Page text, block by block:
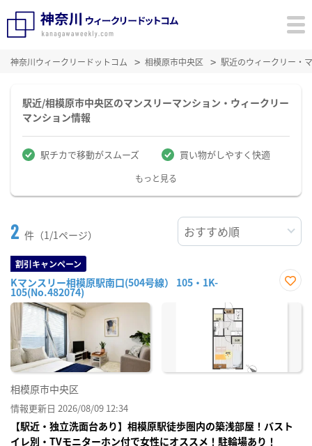
神奈川ウィークリードットコム 相模原市中央区 駅近のウィークリー・
駅近/相模原市中央区のマンスリーマンション・ウィークリー
マンション情報
駅チカで移動がスムーズ 買い物がしやすく快適
もっと見る
2 件（1/1ページ）
割引キャンペーン
Kマンスリー相模原駅南口(504号線） 105・1K-
105(No.482074)
に入
相模原市中央区
情報更新日 2026/08/09 12:34
【駅近・独立洗面台あり】相模原駅徒歩圏内の築浅部屋！バスト
イレ別・TVモニターホン付で女性にオススメ！駐輪場あり！